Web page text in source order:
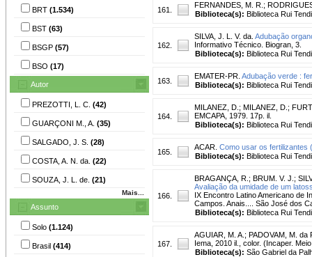
BRT (1.534)
BST (63)
BSGP (57)
BSO (17)
Autor
PREZOTTI, L. C. (42)
GUARÇONI M., A. (35)
SALGADO, J. S. (28)
COSTA, A. N. da. (22)
SOUZA, J. L. de. (21)
Mais...
Assunto
Solo (1.124)
Brasil (414)
161.
FERNANDES, M. R. ;
Biblioteca(s): Biblioteca Rui
162.
SILVA, J. L. V. da. Adubação
Informativo Técnico. Biogran, 3.
Biblioteca(s): Biblioteca Rui
163.
EMATER-PR. Adubação verde :
Biblioteca(s): Biblioteca Rui
164.
MILANEZ, D. ; MILANEZ, D. ;
EMCAPA, 1979. 17p. il.
Biblioteca(s): Biblioteca Rui
165.
ACAR. Como usar os fertilizantes
Biblioteca(s): Biblioteca Rui
166.
BRAGANÇA, R. ; BRUM. V. J. ;
Avaliação da umidade de um
IX Encontro Latino Americano de
Campos. Anais.... São José dos
Biblioteca(s): Biblioteca Rui
167.
AGUIAR, M. A. ; PADOVAM, M. da
Iema, 2010 il., color. (Incaper.
Biblioteca(s): São Gabriel da